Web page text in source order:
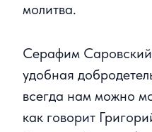
молитва.
Серафим
удобная
всегда нам можно
как говорит